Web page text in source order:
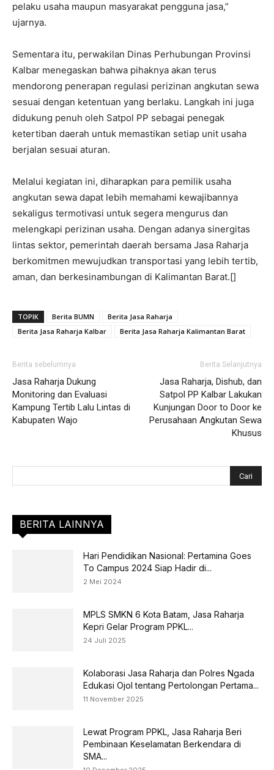
pelaku usaha maupun masyarakat pengguna jasa,”
ujarnya.
Sementara itu, perwakilan Dinas Perhubungan Provinsi
Kalbar menegaskan bahwa pihaknya akan terus
mendorong penerapan regulasi perizinan angkutan sewa
sesuai dengan ketentuan yang berlaku. Langkah ini juga
didukung penuh oleh Satpol PP sebagai penegak
ketertiban daerah untuk memastikan setiap unit usaha
berjalan sesuai aturan.
Melalui kegiatan ini, diharapkan para pemilik usaha
angkutan sewa dapat lebih memahami kewajibannya
sekaligus termotivasi untuk segera mengurus dan
melengkapi perizinan usaha. Dengan adanya sinergitas
lintas sektor, pemerintah daerah bersama Jasa Raharja
berkomitmen mewujudkan transportasi yang lebih tertib,
aman, dan berkesinambungan di Kalimantan Barat.[]
TOPIK Berita BUMN
Berita Jasa Raharja
Berita Jasa Raharja Kalbar
Berita Jasa Raharja Kalimantan Barat
Berita sebelumnya
Jasa Raharja Dukung
Monitoring dan Evaluasi
Kampung Tertib Lalu Lintas di
Kabupaten Wajo
Berita Selanjutnya
Jasa Raharja, Dishub, dan
Satpol PP Kalbar Lakukan
Kunjungan Door to Door ke
Perusahaan Angkutan Sewa
Khusus
BERITA LAINNYA
Hari Pendidikan Nasional: Pertamina Goes
To Campus 2024 Siap Hadir di...
2 Mei 2024
MPLS SMKN 6 Kota Batam, Jasa Raharja
Kepri Gelar Program PPKL...
24 Juli 2025
Kolaborasi Jasa Raharja dan Polres Ngada
Edukasi Ojol tentang Pertolongan Pertama...
11 November 2025
Lewat Program PPKL, Jasa Raharja Beri
Pembinaan Keselamatan Berkendara di
SMA...